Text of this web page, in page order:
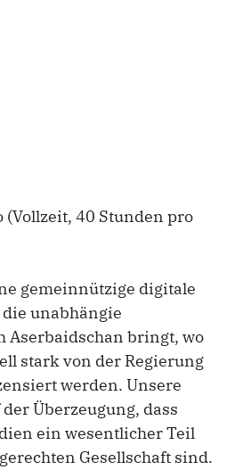
(Vollzeit, 40 Stunden pro
gemeinnützige digitale
unabhängie
Aserbaidschan bringt, wo
stark von der Regierung
werden. Unsere
Überzeugung, dass
ein wesentlicher Teil
Gesellschaft sind.